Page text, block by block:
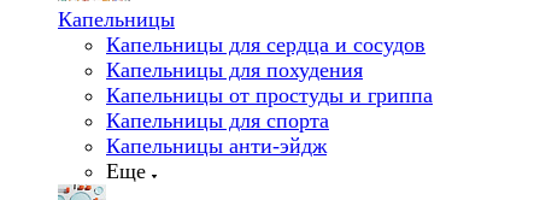
Капельницы
Капельницы для сердца и сосудов
Капельницы для похудения
Капельницы от простуды и гриппа
Капельницы для спорта
Капельницы анти-эйдж
Еще